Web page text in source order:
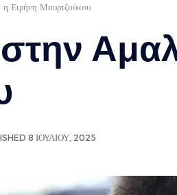
Ειρήνη Μουρτζούκου
8 ΙΟΥΛΊΟΥ, 2025